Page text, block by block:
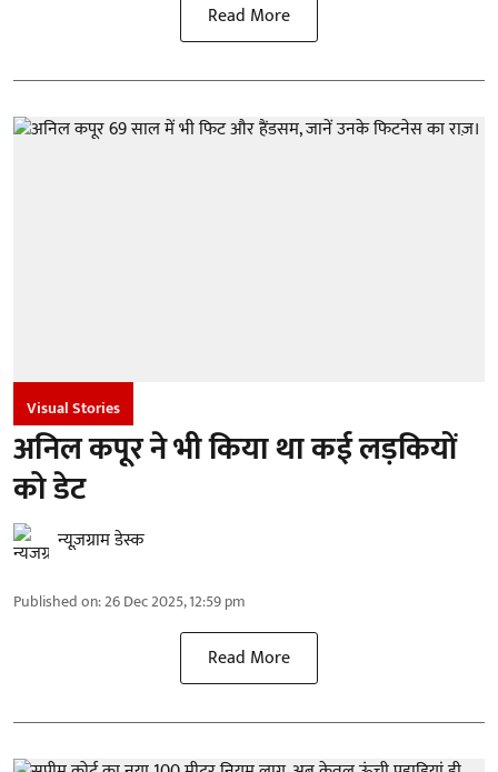
Read More
Visual Stories
अनिल कपूर ने भी किया था कई लड़कियों
को डेट
न्यूज़ग्राम डेस्क
Published on:26 Dec 2025, 12:59 pm
Read More